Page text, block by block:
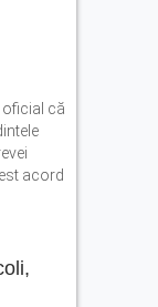
a
măsuri
vijelii
oficial că
acord